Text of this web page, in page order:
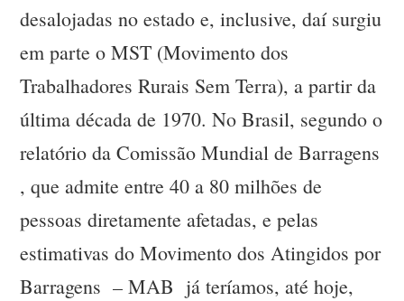
desalojadas no estado e, inclusive, daí surgiu
em parte o MST (Movimento dos
Trabalhadores Rurais Sem Terra), a partir da
última década de 1970. No Brasil, segundo o
relatório da Comissão Mundial de Barragens
, que admite entre 40 a 80 milhões de
pessoas diretamente afetadas, e pelas
estimativas do Movimento dos Atingidos por
Barragens – MAB já teríamos, até hoje,